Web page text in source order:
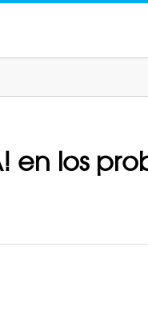
en los